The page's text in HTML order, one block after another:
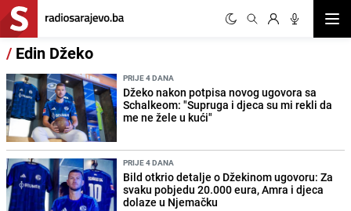
/ Edin Džeko
PRIJE 4 DANA
Džeko nakon potpisa novog ugovora sa
Schalkeom: "Supruga i djeca su mi rekli da
me ne žele u kući"
PRIJE 4 DANA
Bild otkrio detalje o Džekinom ugovoru: Za
svaku pobjedu 20.000 eura, Amra i djeca
dolaze u Njemačku